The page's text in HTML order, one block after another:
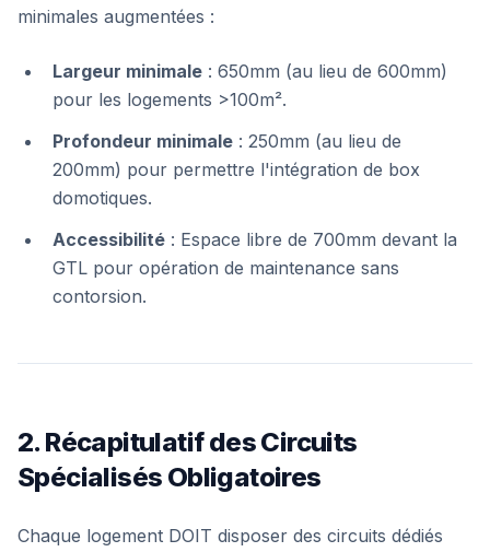
minimales augmentées :
Largeur minimale : 650mm (au lieu de 600mm)
pour les logements >100m².
Profondeur minimale : 250mm (au lieu de
200mm) pour permettre l'intégration de box
domotiques.
Accessibilité : Espace libre de 700mm devant la
GTL pour opération de maintenance sans
contorsion.
2. Récapitulatif des Circuits
Spécialisés Obligatoires
Chaque logement DOIT disposer des circuits dédiés